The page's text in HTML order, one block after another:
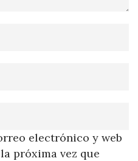
electrónico y web
próxima vez que